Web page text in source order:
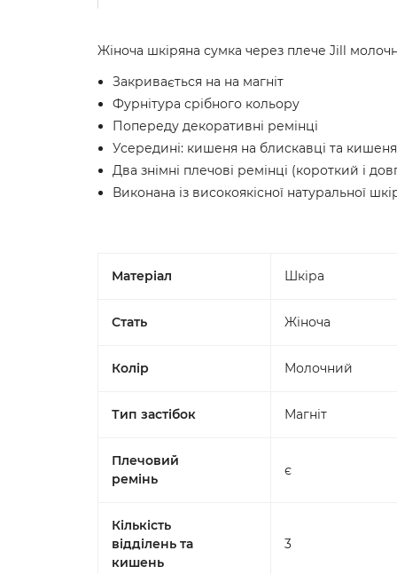
Жіноча шкіряна сумка через плече Jill
Закривається на на магніт
Фурнітура срібного кольору
Попереду декоративні ремінці
Усередині: кишеня на блискавці та
Два знімні плечові ремінці (короткий і
Виконана із високоякісної натуральної
Матеріал Шкіра
Стать Жіноча
Колір Молочний
Тип застібок Магніт
Плечовий
ремінь
є
Кількість
відділень та
кишень
3